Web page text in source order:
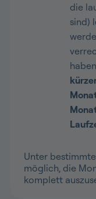
die
sind)
Unter
möglich, die
komplett